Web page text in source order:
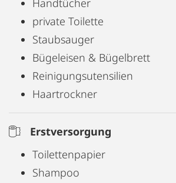
Handtücher
private Toilette
Staubsauger
Bügeleisen & Bügelbrett
Reinigungsutensilien
Haartrockner
Erstversorgung
Toilettenpapier
Shampoo